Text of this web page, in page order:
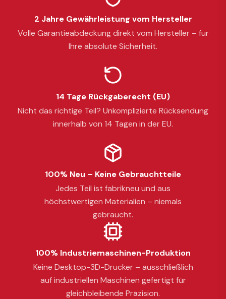
2 Jahre Gewährleistung vom Hersteller
Volle Garantieabdeckung direkt vom Hersteller – für
Ihre absolute Sicherheit.
14 Tage Rückgaberecht (EU)
Nicht das richtige Teil? Unkomplizierte Rücksendung
innerhalb von 14 Tagen in der EU.
100% Neu – Keine Gebrauchtteile
Jedes Teil ist fabrikneu und aus
höchstwertigen Materialien – niemals
gebraucht.
100% Industriemaschinen-Produktion
Keine Desktop-3D-Drucker – ausschließlich
auf industriellen Maschinen gefertigt für
gleichbleibende Präzision.